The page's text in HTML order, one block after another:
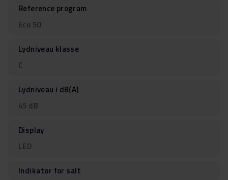
Reference program
Eco 50
Lydniveau klasse
C
Lydniveau i dB(A)
45 dB
Display
LED
Indikator for salt